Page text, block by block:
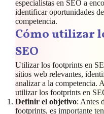
especialistas en SEO a
identificar oportunidades
competencia.
Cómo utilizar
SEO
Utilizar los footprints en
sitios web relevantes,
analizar a la competencia.
utilizar los footprints en
Definir el objetivo: Antes
footprints, es importante